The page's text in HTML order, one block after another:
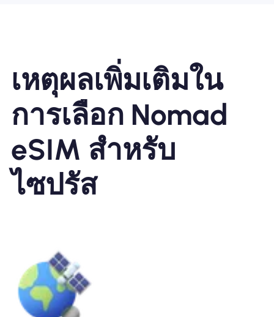
เหตุผลเพิ่มเติมใน
การเลือก Nomad
eSIM สำหรับ
ไซปรัส